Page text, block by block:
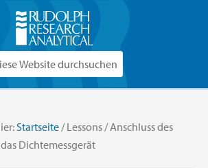
Startseite /Lessons /Anschluss des
Dichtemessgerät